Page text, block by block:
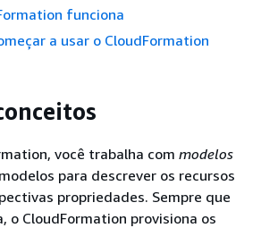
funciona
a usar o CloudFormation
você trabalha com modelos
para descrever os recursos
propriedades. Sempre que
o CloudFormation provisiona os